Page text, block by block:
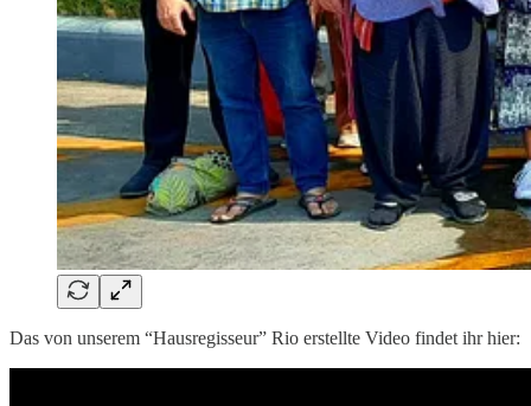
Das von unserem “Hausregisseur” Rio erstellte Video findet ihr hier: